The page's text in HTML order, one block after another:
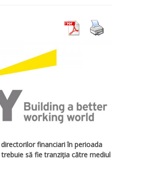
financiari în perioada
să fie tranziția către mediul